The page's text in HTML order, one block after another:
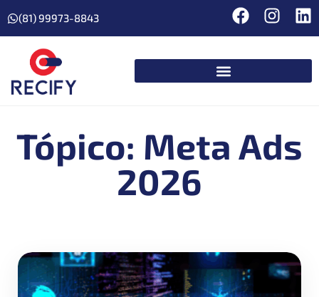
(81) 99973-8843
Tópico: Meta Ads
2026